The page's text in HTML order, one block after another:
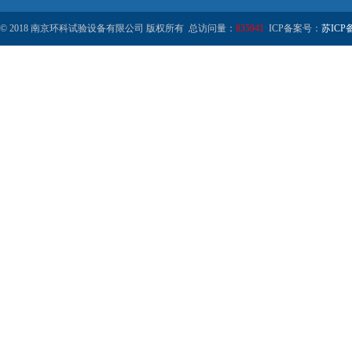
© 2018 南京环科试验设备有限公司 版权所有 总访问量： 835941 ICP备案号： 苏ICP